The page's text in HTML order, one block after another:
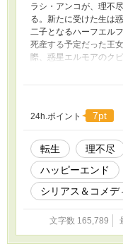
ラシ・アンコが、理不
る。新たに受けた生は
二子となるハーフエル
死産する予定だった王
際、惑星エルモアのク
の幾つかのギフトを授
魔力を持たず、第一子
魔族の先祖返りとして
また不吉な忌み子とし
てくれる使用人のロデ
過ごしてきたのだが、
末するようにと王妃ル
インはエルモアの導き
静寂の森へと転移し危
アに命を狙われている
う。ノインとルシウス
ら平穏に過ごすも、買
る。死を覚悟するノイ
限っており、ノインの
24h.ポイント 7pt
転生 理不尽
ハッピーエンド
シリアス＆コメデ
文字数 165,789